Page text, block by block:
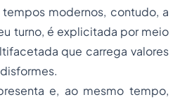
modernos, contudo, a
turno, é explicitada por meio
que carrega valores
e, ao mesmo tempo,